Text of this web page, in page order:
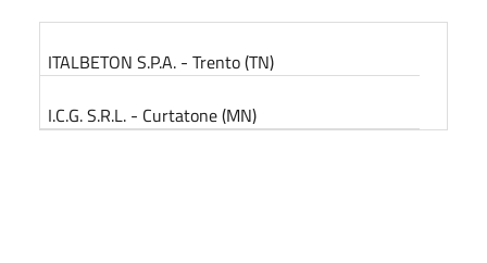
ITALBETON S.P.A. - Trento (TN)
I.C.G. S.R.L. - Curtatone (MN)